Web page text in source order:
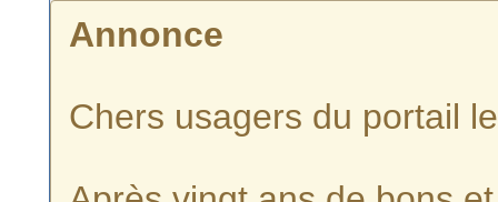
Annonce
Chers usagers du portail